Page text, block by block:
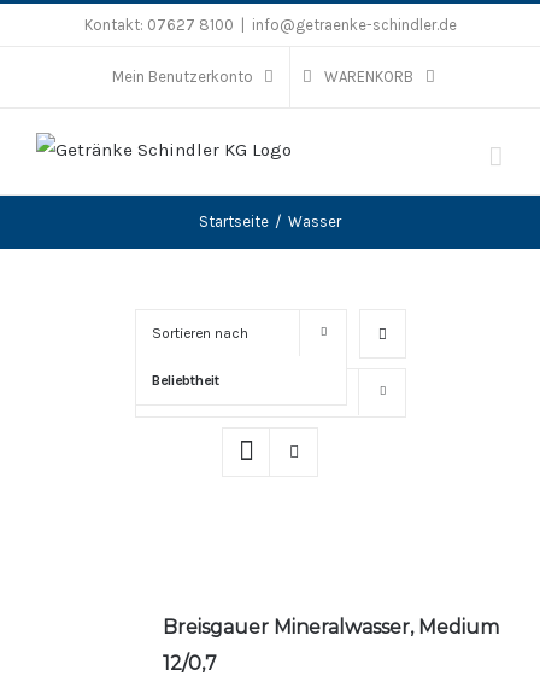
Kontakt: 07627 8100 info@getraenke-schindler.de
Mein Benutzerkonto WARENKORB
Startseite / Wasser
Sortieren nach
Beliebtheit
Breisgauer Mineralwasser, Medium
12/0,7